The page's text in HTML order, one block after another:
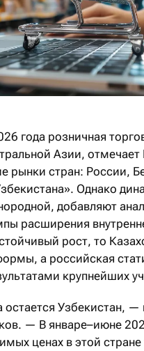
года розничная
Азии, отмечает
рынки стран: России,
Однако
добавляют
расширения
рост, то
а российская
крупнейших
Узбекистан, —
— В январе–июне
ценах в этой